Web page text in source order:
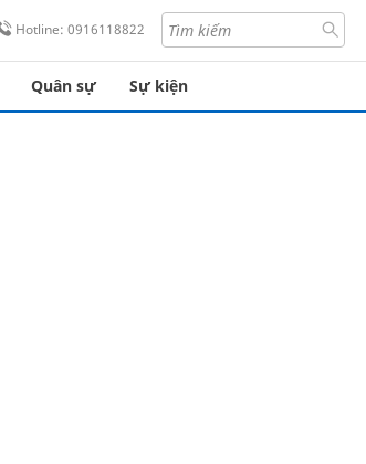
Hotline: 0916118822
Quân sự Sự kiện